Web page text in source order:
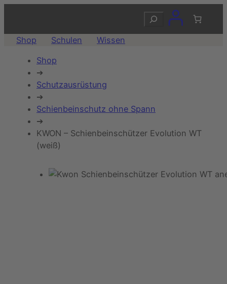
Suchen
Shop Schulen Wissen
Shop
➔
Schutzausrüstung
➔
Schienbeinschutz ohne Spann
➔
KWON – Schienbeinschützer Evolution WT
(weiß)